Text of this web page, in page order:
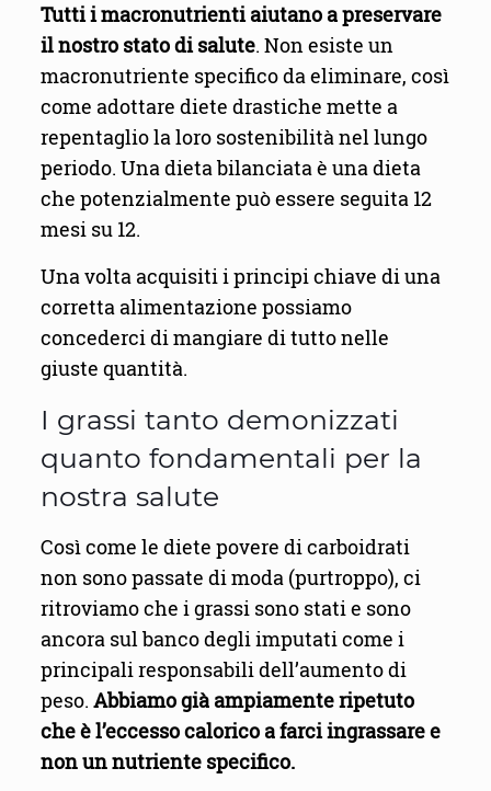
Tutti i macronutrienti aiutano a preservare
il nostro stato di salute. Non esiste un
macronutriente specifico da eliminare, così
come adottare diete drastiche mette a
repentaglio la loro sostenibilità nel lungo
periodo. Una dieta bilanciata è una dieta
che potenzialmente può essere seguita 12
mesi su 12.
Una volta acquisiti i principi chiave di una
corretta alimentazione possiamo
concederci di mangiare di tutto nelle
giuste quantità.
I grassi tanto demonizzati
quanto fondamentali per la
nostra salute
Così come le diete povere di carboidrati
non sono passate di moda (purtroppo), ci
ritroviamo che i grassi sono stati e sono
ancora sul banco degli imputati come i
principali responsabili dell’aumento di
peso. Abbiamo già ampiamente ripetuto
che è l’eccesso calorico a farci ingrassare e
non un nutriente specifico.